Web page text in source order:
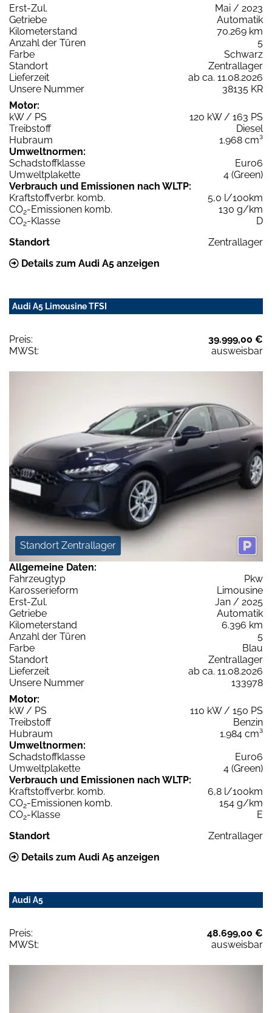
Erst-Zul.
Mai / 2023
Getriebe
Automatik
Kilometerstand
70.269 km
Anzahl der Türen
5
Farbe
Schwarz
Standort
Zentrallager
Lieferzeit
ab ca. 11.08.2026
Unsere Nummer
38135 KR
Motor:
kW / PS
120 kW / 163 PS
Treibstoff
Diesel
Hubraum
1.968 cm³
Umweltnormen:
Schadstoffklasse
Euro6
Umweltplakette
4 (Green)
Verbrauch und Emissionen nach WLTP:
Kraftstoffverbr. komb.
5,0 l/100km
CO2-Emissionen komb.
130 g/km
CO2-Klasse
D
Standort
Zentrallager
Details zum Audi A5 anzeigen
Audi A5 Limousine TFSI
Preis:
39.999,00 €
MWSt:
ausweisbar
Standort Zentrallager
Allgemeine Daten:
Fahrzeugtyp
Pkw
Karosserieform
Limousine
Erst-Zul.
Jan / 2025
Getriebe
Automatik
Kilometerstand
6.396 km
Anzahl der Türen
5
Farbe
Blau
Standort
Zentrallager
Lieferzeit
ab ca. 11.08.2026
Unsere Nummer
133978
Motor:
kW / PS
110 kW / 150 PS
Treibstoff
Benzin
Hubraum
1.984 cm³
Umweltnormen:
Schadstoffklasse
Euro6
Umweltplakette
4 (Green)
Verbrauch und Emissionen nach WLTP:
Kraftstoffverbr. komb.
6,8 l/100km
CO2-Emissionen komb.
154 g/km
CO2-Klasse
E
Standort
Zentrallager
Details zum Audi A5 anzeigen
Audi A5
Preis:
48.699,00 €
MWSt:
ausweisbar